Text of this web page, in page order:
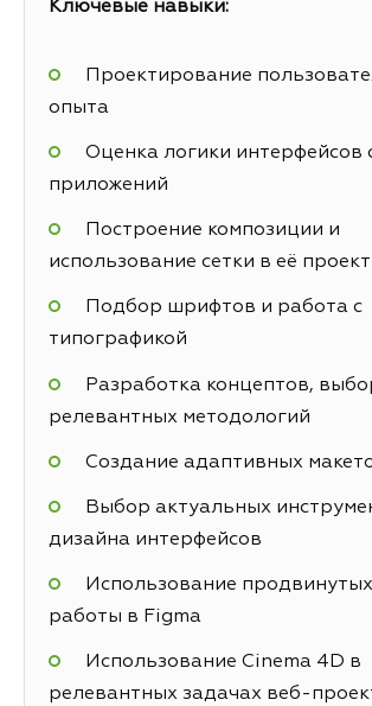
Ключевые навыки:
Проектирование
опыта
Оценка логики интерфейсов
приложений
Построение композиции и
использование сетки в её
Подбор шрифтов и работа с
типографикой
Разработка концептов,
релевантных методологий
Создание адаптивных
Выбор актуальных
дизайна интерфейсов
Использование
работы в Figma
Использование Cinema 4D в
релевантных задачах веб-